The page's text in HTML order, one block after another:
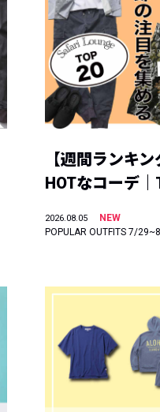
【週間ランキ
HOTなコーデ｜
2026.08.05
NEW
POPULAR OUTFITS 7/